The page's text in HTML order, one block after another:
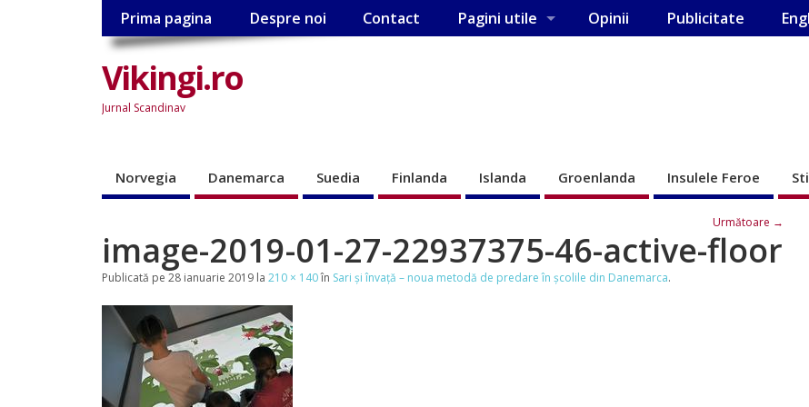
Prima pagina Despre noi Contact Pagini utile Opinii Publicitate
Vikingi.ro
Jurnal Scandinav
Norvegia Danemarca Suedia Finlanda Islanda Groenlanda Insulele Feroe
Următoare →
image-2019-01-27-22937375-46-active-floor
Publicată pe 28 ianuarie 2019 la 210 × 140în Sari şi învaţă – noua metodă de predare în şcolile din Danemarca.